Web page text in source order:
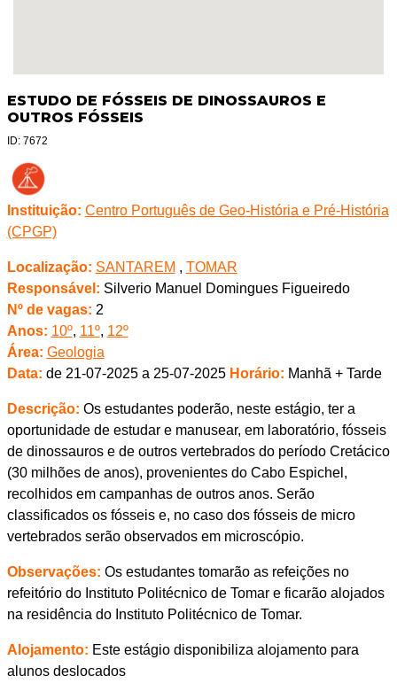
ESTUDO DE FÓSSEIS DE DINOSSAUROS E
OUTROS FÓSSEIS
ID: 7672
Instituição: Centro Português de Geo-História e Pré-História
(CPGP)
Localização: SANTAREM , TOMAR
Responsável: Silverio Manuel Domingues Figueiredo
Nº de vagas: 2
Anos: 10º, 11º, 12º
Área: Geologia
Data: de 21-07-2025 a 25-07-2025 Horário: Manhã + Tarde
Descrição: Os estudantes poderão, neste estágio, ter a
oportunidade de estudar e manusear, em laboratório, fósseis
de dinossauros e de outros vertebrados do período Cretácico
(30 milhões de anos), provenientes do Cabo Espichel,
recolhidos em campanhas de outros anos. Serão
classificados os fósseis e, no caso dos fósseis de micro
vertebrados serão observados em microscópio.
Observações: Os estudantes tomarão as refeições no
refeitório do Instituto Politécnico de Tomar e ficarão alojados
na residência do Instituto Politécnico de Tomar.
Alojamento: Este estágio disponibiliza alojamento para
alunos deslocados